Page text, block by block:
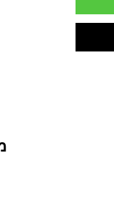
להזמינו
של